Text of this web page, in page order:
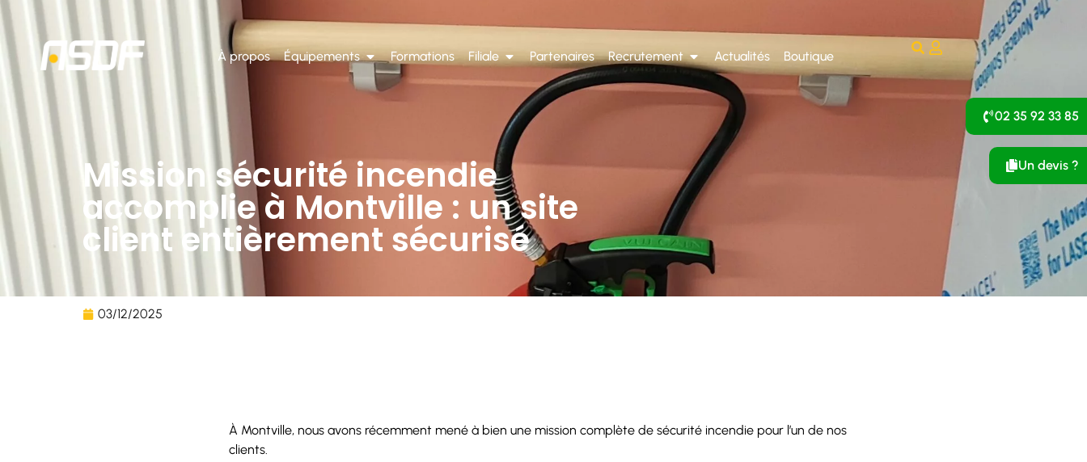
02 35 92 33 85
Un devis ?
À propos Équipements Formations Filiale Partenaires Recrutement Actualités Boutique
Mission sécurité incendie
accomplie à Montville : un site
client entièrement sécurisé
03/12/2025
À Montville, nous avons récemment mené à bien une mission complète de sécurité incendie pour l’un de nos
clients.